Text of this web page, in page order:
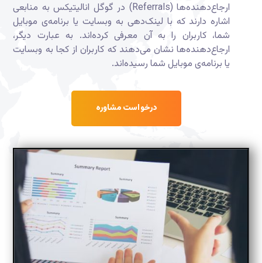
ارجاع‌دهنده‌ها (Referrals) در گوگل انالیتیکس به منابعی
اشاره دارند که با لینک‌دهی به وبسایت یا برنامه‌ی موبایل
شما، کاربران را به آن معرفی کرده‌اند. به عبارت دیگر،
ارجاع‌دهنده‌ها نشان می‌دهند که کاربران از کجا به وبسایت
یا برنامه‌ی موبایل شما رسیده‌اند.
درخواست مشاوره